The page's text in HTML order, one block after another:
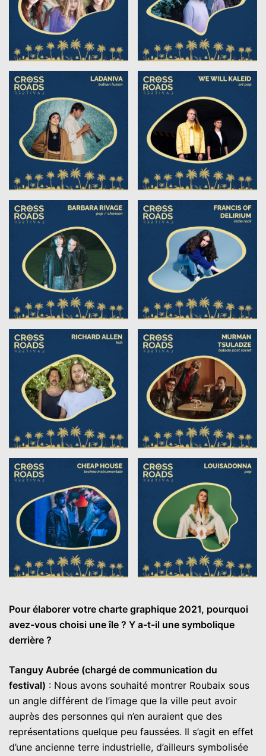
Pour élaborer votre charte graphique 2021, pourquoi
avez-vous choisi une île ? Y a-t-il une symbolique
derrière ?
Tanguy Aubrée (chargé de communication du
festival) : Nous avons souhaité montrer Roubaix sous
un angle différent de l’image que la ville peut avoir
auprès des personnes qui n’en auraient que des
représentations quelque peu faussées. Il s’agit en effet
d’une ancienne terre industrielle, d’ailleurs symbolisée